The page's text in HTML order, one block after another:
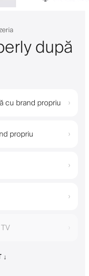
după
cu brand propriu ›
propriu ›
›
›
›
↓